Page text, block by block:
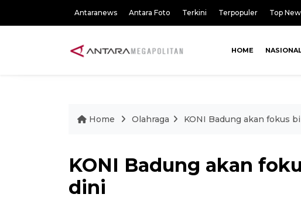
Antaranews Antara Foto Terkini Terpopuler Top
HOME
Home Olahraga KONI Badung akan fokus
KONI Badung akan
dini